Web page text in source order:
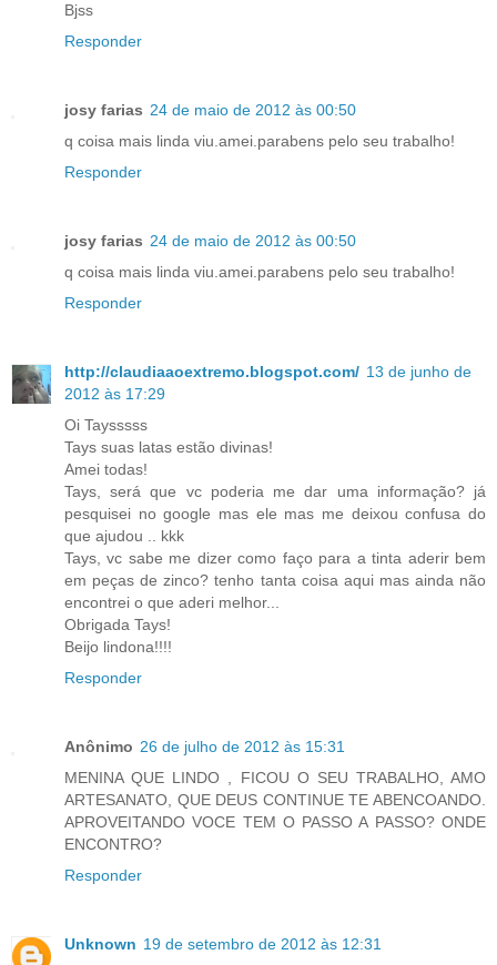
Bjss
Responder
josy farias 24 de maio de 2012 às 00:50
q coisa mais linda viu.amei.parabens pelo seu trabalho!
Responder
josy farias 24 de maio de 2012 às 00:50
q coisa mais linda viu.amei.parabens pelo seu trabalho!
Responder
http://claudiaaoextremo.blogspot.com/ 13 de junho de
2012 às 17:29
Oi Taysssss
Tays suas latas estão divinas!
Amei todas!
Tays, será que vc poderia me dar uma informação? já
pesquisei no google mas ele mas me deixou confusa do
que ajudou .. kkk
Tays, vc sabe me dizer como faço para a tinta aderir bem
em peças de zinco? tenho tanta coisa aqui mas ainda não
encontrei o que aderi melhor...
Obrigada Tays!
Beijo lindona!!!!
Responder
Anônimo 26 de julho de 2012 às 15:31
MENINA QUE LINDO , FICOU O SEU TRABALHO, AMO
ARTESANATO, QUE DEUS CONTINUE TE ABENCOANDO.
APROVEITANDO VOCE TEM O PASSO A PASSO? ONDE
ENCONTRO?
Responder
Unknown 19 de setembro de 2012 às 12:31